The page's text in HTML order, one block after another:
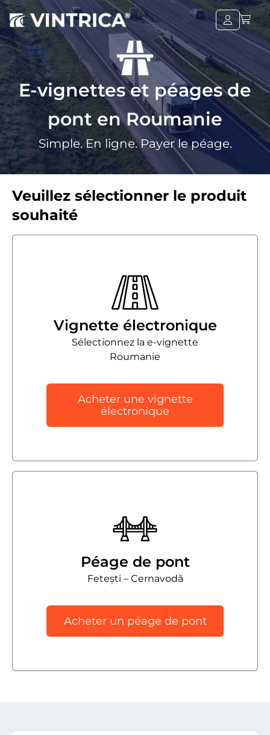
E-vignettes et péages de
pont en Roumanie
Simple. En ligne. Payer le péage.
Veuillez sélectionner le produit
souhaité
Vignette électronique
Sélectionnez la e-vignette
Roumanie
Acheter une vignette
électronique
Péage de pont
Fetești – Cernavodă
Acheter un péage de pont